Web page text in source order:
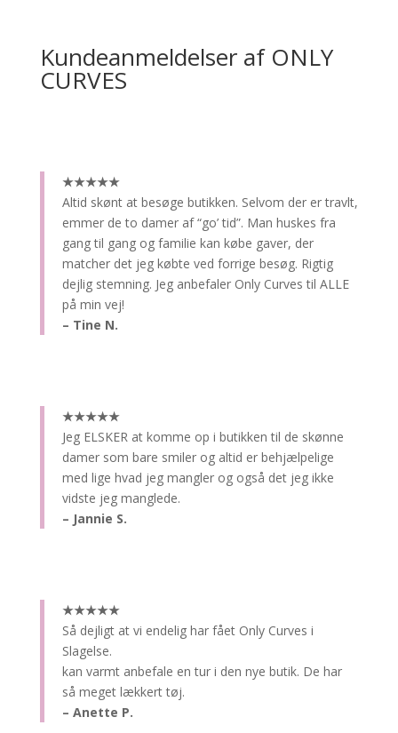
Kundeanmeldelser af ONLY
CURVES
★★★★★
Altid skønt at besøge butikken. Selvom der er travlt,
emmer de to damer af “go’ tid”. Man huskes fra
gang til gang og familie kan købe gaver, der
matcher det jeg købte ved forrige besøg. Rigtig
dejlig stemning. Jeg anbefaler Only Curves til ALLE
på min vej!
– Tine N.
★★★★★
Jeg ELSKER at komme op i butikken til de skønne
damer som bare smiler og altid er behjælpelige
med lige hvad jeg mangler og også det jeg ikke
vidste jeg manglede.
– Jannie S.
★★★★★
Så dejligt at vi endelig har fået Only Curves i
Slagelse.
kan varmt anbefale en tur i den nye butik. De har
så meget lækkert tøj.
– Anette P.